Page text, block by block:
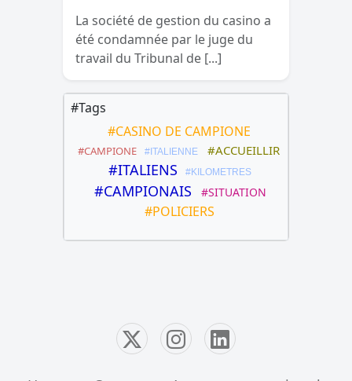
La société de gestion du casino a
été condamnée par le juge du
travail du Tribunal de [...]
#Tags
#CASINO DE CAMPIONE
#CAMPIONE #ITALIENNE #ACCUEILLIR
#ITALIENS #KILOMETRES
#CAMPIONAIS #SITUATION
#POLICIERS